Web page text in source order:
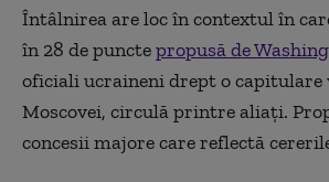
Întâlnirea are loc în contextul în
în 28 de punctepropusă de
oficiali ucraineni drept o
Moscovei, circulă printre aliați.
concesii majore care reflectă